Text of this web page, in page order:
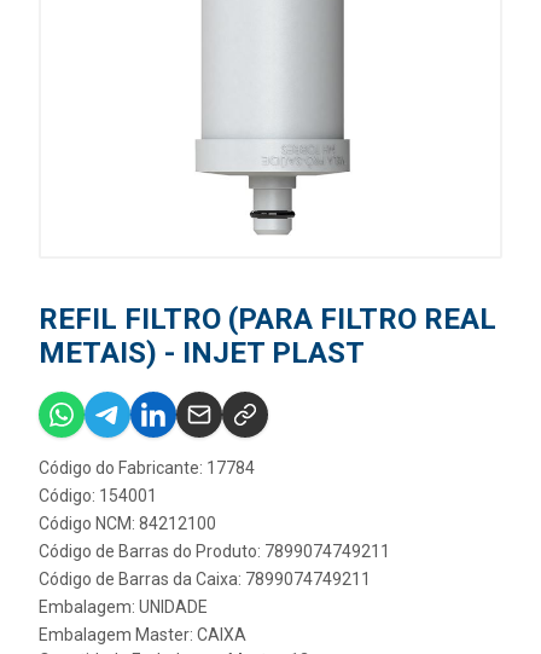
REFIL FILTRO (PARA FILTRO REAL
METAIS) - INJET PLAST
Código do Fabricante: 17784
Código: 154001
Código NCM: 84212100
Código de Barras do Produto: 7899074749211
Código de Barras da Caixa: 7899074749211
Embalagem: UNIDADE
Embalagem Master: CAIXA